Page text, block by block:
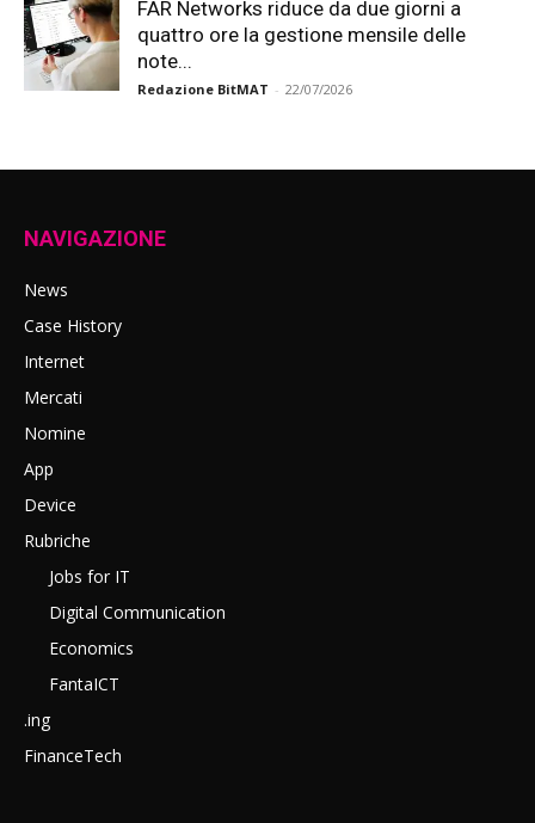
FAR Networks riduce da due giorni a
quattro ore la gestione mensile delle
note...
Redazione BitMAT - 22/07/2026
NAVIGAZIONE
News
Case History
Internet
Mercati
Nomine
App
Device
Rubriche
Jobs for IT
Digital Communication
Economics
FantaICT
.ing
FinanceTech